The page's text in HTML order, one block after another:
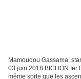
Mamoudou Gassama,
03 juin 2018 BICHON Ier
même sorte que les